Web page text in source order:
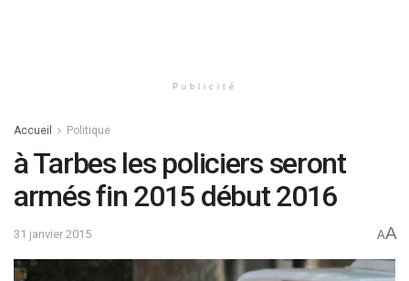
Publicité
Accueil Politique
à Tarbes les policiers seront
armés fin 2015 début 2016
31 janvier 2015 AA